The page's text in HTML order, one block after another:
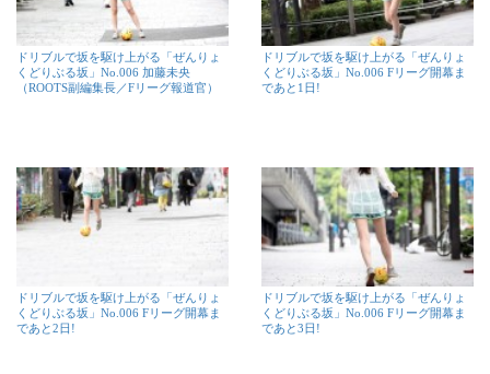
ドリブルで坂を駆け上がる「ぜんりょ
くどりぶる坂」No.006 加藤未央
（ROOTS副編集長／Fリーグ報道官）
ドリブルで坂を駆け上がる「ぜんりょ
くどりぶる坂」No.006 Fリーグ開幕ま
であと1日!
ドリブルで坂を駆け上がる「ぜんりょ
くどりぶる坂」No.006 Fリーグ開幕ま
であと2日!
ドリブルで坂を駆け上がる「ぜんりょ
くどりぶる坂」No.006 Fリーグ開幕ま
であと3日!